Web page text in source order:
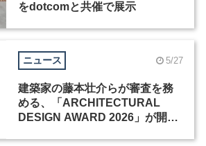
をdotcomと共催で展示
ニュース 5/27
建築家の藤本壮介らが審査を務
める、「ARCHITECTURAL
DESIGN AWARD 2026」が開催